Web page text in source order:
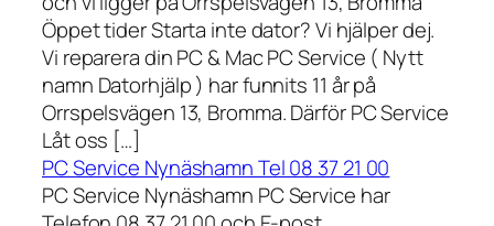
Öppet tider Starta inte dator? Vi hjälper dej.
Vi reparera din PC & Mac PC Service ( Nytt
namn Datorhjälp ) har funnits 11 år på
Orrspelsvägen 13, Bromma. Därför PC Service
Låt oss […]
PC Service Nynäshamn Tel 08 37 21 00
PC Service Nynäshamn PC Service har